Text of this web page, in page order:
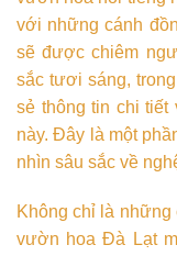
với những cánh
sẽ được chiêm
sắc tươi sáng,
sẻ thông tin chi tiết
này. Đây là một
nhìn sâu sắc về
Không chỉ là những
vườn hoa Đà Lạt